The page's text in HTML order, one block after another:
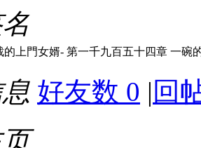
的上門女婿- 第一千九百五十四章 一碗
好友数 0 | 回